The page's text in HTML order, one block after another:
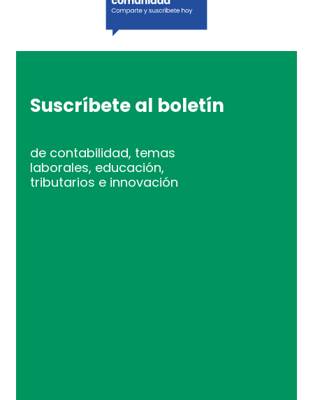
Suscríbete al boletín
de contabilidad, temas
laborales, educación,
tributarios e innovación